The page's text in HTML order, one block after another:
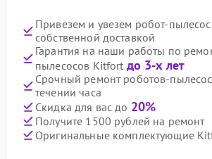
Привезем и увезем робот-
собственной доставкой
Гарантия на наши работы по
пылесосов Kitfort до 3-х лет
Срочный ремонт роботов-
течении часа
Скидка для вас до 20%
Получите 1500 рублей на ремонт
Оригинальные комплектующие